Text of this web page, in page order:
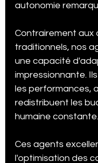
autonomie
Contrairement aux
traditionnels, nos
une capacité
impressionnante.
les performances,
redistribuent les
humaine constante.
Ces agents
l'optimisation des